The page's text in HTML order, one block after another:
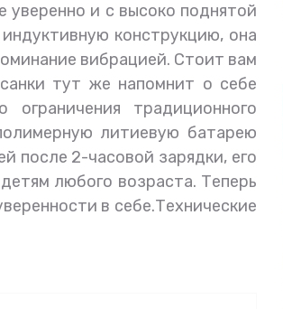
уверенно и с высоко поднятой
конструкцию, она
вибрацией. Стоит вам
тут же напомнит о себе
традиционного
литиевую батарею
после 2-часовой зарядки, его
любого возраста. Теперь
в себе.Технические